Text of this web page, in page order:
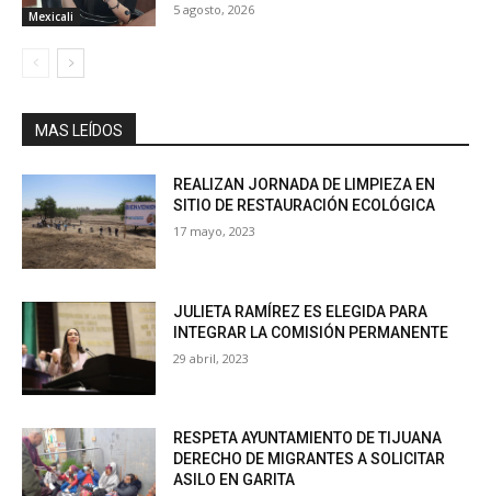
Mexicali 5 agosto, 2026
MAS LEÍDOS
REALIZAN JORNADA DE LIMPIEZA EN
SITIO DE RESTAURACIÓN ECOLÓGICA
17 mayo, 2023
JULIETA RAMÍREZ ES ELEGIDA PARA
INTEGRAR LA COMISIÓN PERMANENTE
29 abril, 2023
RESPETA AYUNTAMIENTO DE TIJUANA
DERECHO DE MIGRANTES A SOLICITAR
ASILO EN GARITA